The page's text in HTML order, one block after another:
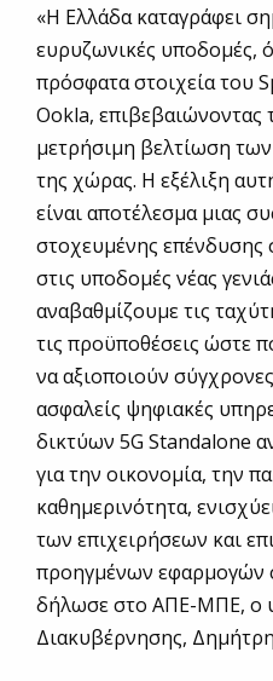
«Η Ελλάδα καταγράφει
ευρυζωνικές υποδομές,
πρόσφατα στοιχεία του
Ookla, επιβεβαιώνοντας
μετρήσιμη βελτίωση
της χώρας. Η εξέλιξη
είναι αποτέλεσμα μιας
στοχευμένης επένδυσης
στις υποδομές νέας
αναβαθμίζουμε τις
τις προϋποθέσεις ώστε
να αξιοποιούν
ασφαλείς ψηφιακές
δικτύων 5G Standalone
για την οικονομία, την
καθημερινότητα,
των επιχειρήσεων και
προηγμένων εφαρμογών
δήλωσε στο ΑΠΕ-ΜΠΕ, ο
Διακυβέρνησης,